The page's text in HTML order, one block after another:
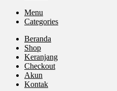
Menu
Categories
Beranda
Shop
Keranjang
Checkout
Akun
Kontak